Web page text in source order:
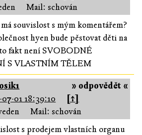
Mail: schován
souvislost s mým komentářem?
hyen bude pěstovat děti na
fakt není SVOBODNÉ
S VLASTNÍM TĚLEM
» odpovědět «
01 18:39:10
[↑]
Mail: schován
s prodejem vlastních organu